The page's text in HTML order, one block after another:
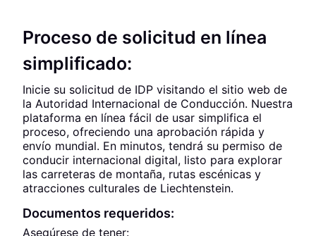
Proceso de solicitud en línea
simplificado:
Inicie su solicitud de IDP visitando el sitio web de
la Autoridad Internacional de Conducción. Nuestra
plataforma en línea fácil de usar simplifica el
proceso, ofreciendo una aprobación rápida y
envío mundial. En minutos, tendrá su permiso de
conducir internacional digital, listo para explorar
las carreteras de montaña, rutas escénicas y
atracciones culturales de Liechtenstein.
Documentos requeridos:
Asegúrese de tener: